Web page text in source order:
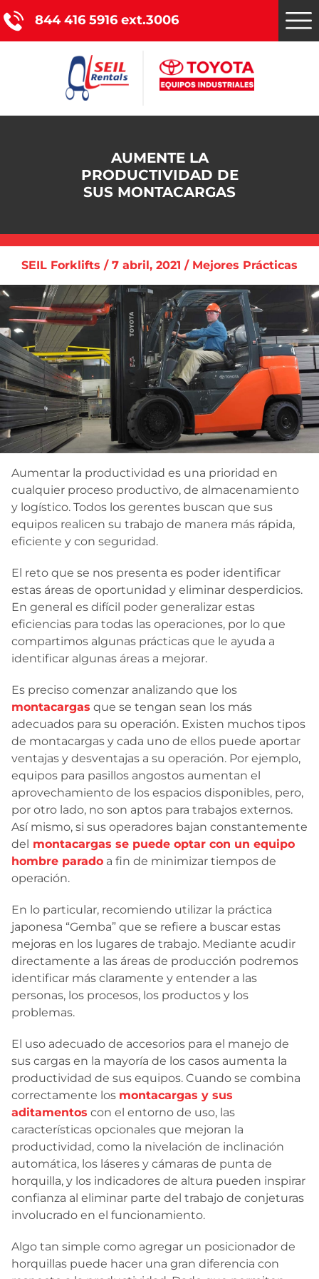
844 416 5916 ext.3006
Catálogo de productos
Promociones
Nosotros
Blog
Contacto
AUMENTE LA
PRODUCTIVIDAD DE
SUS MONTACARGAS
SEIL Forklifts / 7 abril, 2021 / Mejores Prácticas
Aumentar la productividad es una prioridad en
cualquier proceso productivo, de almacenamiento
y logístico. Todos los gerentes buscan que sus
equipos realicen su trabajo de manera más rápida,
eficiente y con seguridad.
El reto que se nos presenta es poder identificar
estas áreas de oportunidad y eliminar desperdicios.
En general es difícil poder generalizar estas
eficiencias para todas las operaciones, por lo que
compartimos algunas prácticas que le ayuda a
identificar algunas áreas a mejorar.
Es preciso comenzar analizando que los
montacargas que se tengan sean los más
adecuados para su operación. Existen muchos tipos
de montacargas y cada uno de ellos puede aportar
ventajas y desventajas a su operación. Por ejemplo,
equipos para pasillos angostos aumentan el
aprovechamiento de los espacios disponibles, pero,
por otro lado, no son aptos para trabajos externos.
Así mismo, si sus operadores bajan constantemente
del montacargas se puede optar con un equipo
hombre parado a fin de minimizar tiempos de
operación.
En lo particular, recomiendo utilizar la práctica
japonesa “Gemba” que se refiere a buscar estas
mejoras en los lugares de trabajo. Mediante acudir
directamente a las áreas de producción podremos
identificar más claramente y entender a las
personas, los procesos, los productos y los
problemas.
El uso adecuado de accesorios para el manejo de
sus cargas en la mayoría de los casos aumenta la
productividad de sus equipos. Cuando se combina
correctamente los montacargas y sus
aditamentos con el entorno de uso, las
características opcionales que mejoran la
productividad, como la nivelación de inclinación
automática, los láseres y cámaras de punta de
horquilla, y los indicadores de altura pueden inspirar
confianza al eliminar parte del trabajo de conjeturas
involucrado en el funcionamiento.
Algo tan simple como agregar un posicionador de
horquillas puede hacer una gran diferencia con